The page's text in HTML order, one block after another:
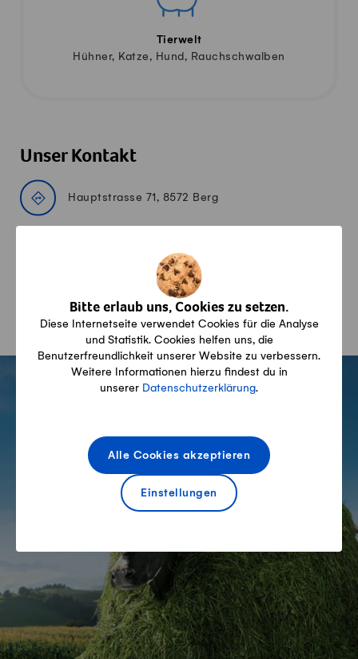
Bitte erlaub uns, Cookies zu setzen.
Diese Internetseite verwendet Cookies für die Analyse
und Statistik. Cookies helfen uns, die
Benutzerfreundlichkeit unserer Website zu verbessern.
Weitere Informationen hierzu findest du in
unserer Datenschutzerklärung.
Einstellungen
Alle Cookies akzeptieren
Tierwelt
Hühner, Katze, Hund, Rauchschwalben
Unser Kontakt
Hauptstrasse 71, 8572 Berg
Alle Angaben erfolgen ohne Gewähr auf Vollständigkeit,
Richtigkeit und Aktualität.
Fusszeile
Wir Schweizer Bauern,
unsere Kühe, unsere